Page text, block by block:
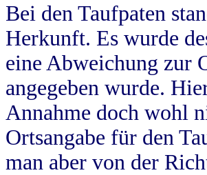
Bei den Taufpaten
Herkunft. Es wurde
eine Abweichung zur
angegeben wurde.
Annahme doch wohl
Ortsangabe für den
man aber von der